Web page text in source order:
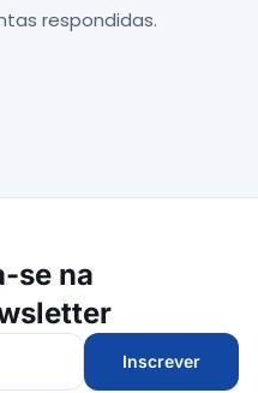
respondidas.
se na
Inscrever